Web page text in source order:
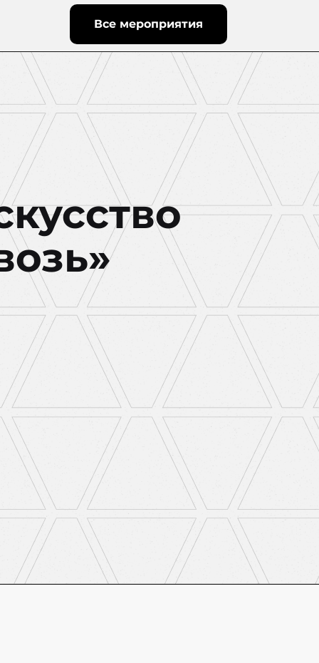
Все мероприятия